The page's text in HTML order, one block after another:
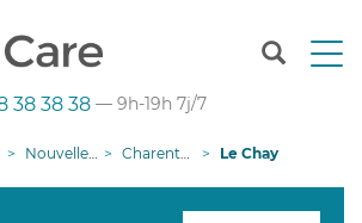
T
n
38 38 38 — 9h-19h 7j/7
Nouvelle-Aquitaine Charente-Maritime Le Chay